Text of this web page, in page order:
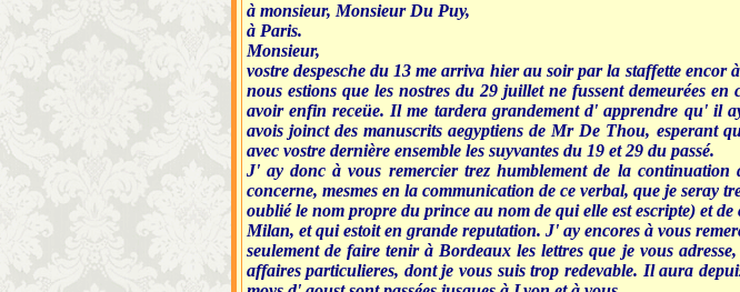
à monsieur, Monsieur Du Puy,
à Paris.
Monsieur,
vostre despesche du 13 me arriva hier au soir par la staffette
nous estions que les nostres du 29 juillet ne fussent demeurées
avoir enfin receüe. Il me tardera grandement d' apprendre qu' il
avois joinct des manuscrits aegyptiens de Mr De Thou, esperant
avec vostre dernière ensemble les suyvantes du 19 et 29 du passé.
J' ay donc à vous remercier trez humblement de la
concerne, mesmes en la communication de ce verbal, que je seray
oublié le nom propre du prince au nom de qui elle est escripte) et
Milan, et qui estoit en grande reputation. J' ay encores à vous
seulement de faire tenir à Bordeaux les lettres que je vous
affaires particulieres, dont je vous suis trop redevable. Il aura